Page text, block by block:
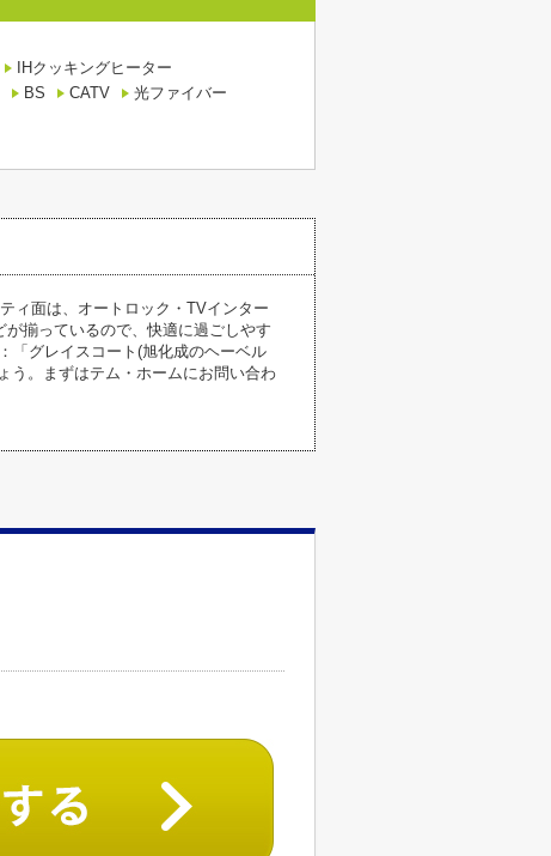
IHクッキングヒーター
BS CATV
光ファイバー
ィ面は、オートロック・TVインター
揃っているので、快適に過ごしやす
「グレイスコート(旭化成のヘーベル
う。まずはテム・ホームにお問い合わ